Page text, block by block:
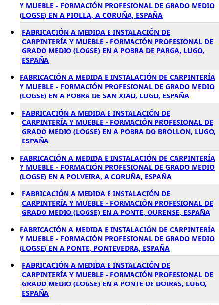
Y MUEBLE - FORMACIÓN PROFESIONAL DE GRADO MEDIO
(LOGSE) EN A PIOLLA, A CORUÑA, ESPAÑA
FABRICACIÓN A MEDIDA E INSTALACIÓN DE
CARPINTERÍA Y MUEBLE - FORMACIÓN PROFESIONAL DE
GRADO MEDIO (LOGSE) EN A POBRA DE PARGA, LUGO,
ESPAÑA
FABRICACIÓN A MEDIDA E INSTALACIÓN DE CARPINTERÍA
Y MUEBLE - FORMACIÓN PROFESIONAL DE GRADO MEDIO
(LOGSE) EN A POBRA DE SAN XIAO, LUGO, ESPAÑA
FABRICACIÓN A MEDIDA E INSTALACIÓN DE
CARPINTERÍA Y MUEBLE - FORMACIÓN PROFESIONAL DE
GRADO MEDIO (LOGSE) EN A POBRA DO BROLLON, LUGO,
ESPAÑA
FABRICACIÓN A MEDIDA E INSTALACIÓN DE CARPINTERÍA
Y MUEBLE - FORMACIÓN PROFESIONAL DE GRADO MEDIO
(LOGSE) EN A POLVEIRA, A CORUÑA, ESPAÑA
FABRICACIÓN A MEDIDA E INSTALACIÓN DE
CARPINTERÍA Y MUEBLE - FORMACIÓN PROFESIONAL DE
GRADO MEDIO (LOGSE) EN A PONTE, OURENSE, ESPAÑA
FABRICACIÓN A MEDIDA E INSTALACIÓN DE CARPINTERÍA
Y MUEBLE - FORMACIÓN PROFESIONAL DE GRADO MEDIO
(LOGSE) EN A PONTE, PONTEVEDRA, ESPAÑA
FABRICACIÓN A MEDIDA E INSTALACIÓN DE
CARPINTERÍA Y MUEBLE - FORMACIÓN PROFESIONAL DE
GRADO MEDIO (LOGSE) EN A PONTE DE DOIRAS, LUGO,
ESPAÑA